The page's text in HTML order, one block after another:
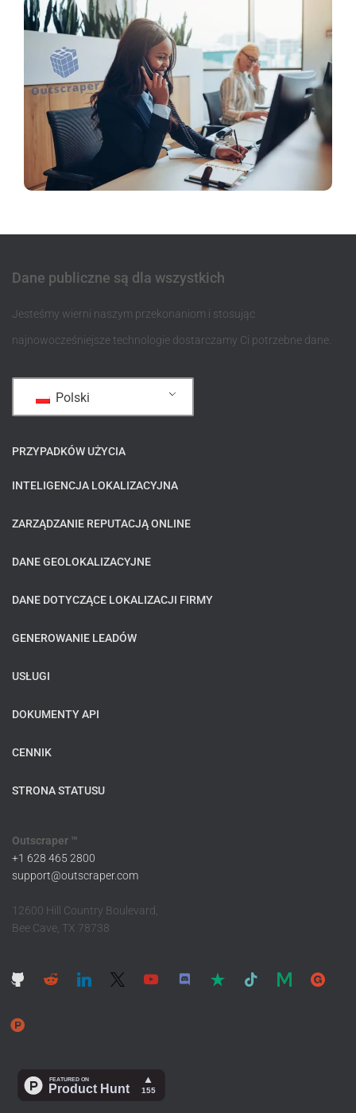
Dane publiczne są dla wszystkich
Jesteśmy wierni naszym przekonaniom i stosując
najnowocześniejsze technologie dostarczamy Ci potrzebne dane.
Polski
PRZYPADKÓW UŻYCIA
INTELIGENCJA LOKALIZACYJNA
ZARZĄDZANIE REPUTACJĄ ONLINE
DANE GEOLOKALIZACYJNE
DANE DOTYCZĄCE LOKALIZACJI FIRMY
GENEROWANIE LEADÓW
USŁUGI
DOKUMENTY API
CENNIK
STRONA STATUSU
Outscraper ™
+1 628 465 2800
support@outscraper.com
12600 Hill Country Boulevard,
Bee Cave, TX 78738